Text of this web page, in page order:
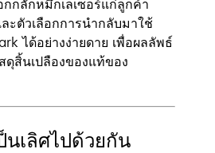
กกลักหมึกเลเซอร์แก่ลูกค้า
ะตัวเลือกการนำกลับมาใช้
ได้อย่างง่ายดาย เพื่อผลลัพธ์
ดุสิ้นเปลืองของแท้ของ
นเลิศไปด้วยกัน